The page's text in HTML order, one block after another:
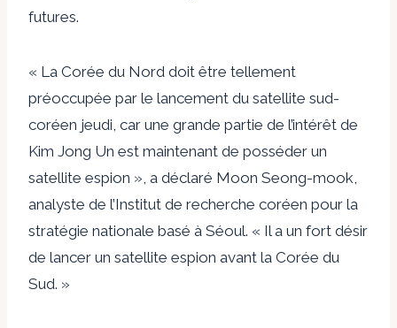
futures.
« La Corée du Nord doit être tellement
préoccupée par le lancement du satellite sud-
coréen jeudi, car une grande partie de l’intérêt de
Kim Jong Un est maintenant de posséder un
satellite espion », a déclaré Moon Seong-mook,
analyste de l’Institut de recherche coréen pour la
stratégie nationale basé à Séoul. « Il a un fort désir
de lancer un satellite espion avant la Corée du
Sud. »